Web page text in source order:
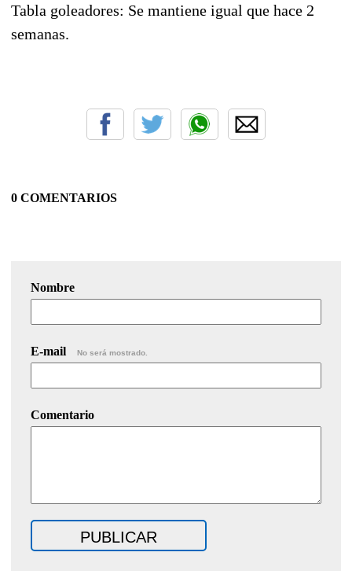
Tabla goleadores: Se mantiene igual que hace 2
semanas.
0 COMENTARIOS
Nombre
E-mail No será mostrado.
Comentario